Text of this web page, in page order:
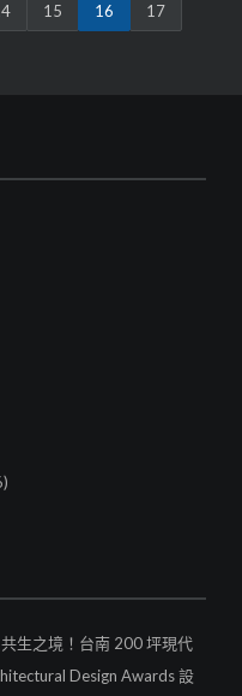
15 16 17
生之境！台南 200 坪現代
Design Awards 設